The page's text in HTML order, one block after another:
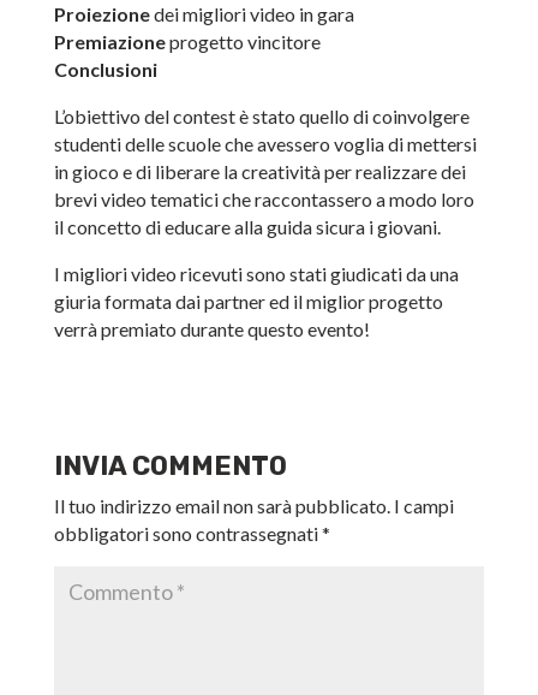
Proiezionedei migliori video in gara
Premiazioneprogetto vincitore
Conclusioni
L’obiettivo del contest è stato quello di coinvolgere
studenti delle scuole che avessero voglia di mettersi
in gioco e di liberare la creatività per realizzare dei
brevi video tematici che raccontassero a modo loro
il concetto di educare alla guida sicura i giovani.
I migliori video ricevuti sono stati giudicati da una
giuria formata dai partner ed il miglior progetto
verrà premiato durante questo evento!
INVIA COMMENTO
Il tuo indirizzo email non sarà pubblicato. I campi
obbligatori sono contrassegnati*